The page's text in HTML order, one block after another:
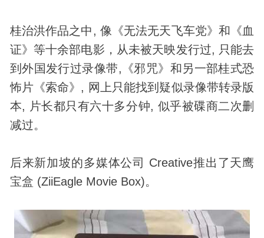
桂治洪作品之中, 像《无法无天飞车党》和《血
证》等十余部电影，从未被天映发行过, 只能去
到外国发行过录像带,《邪咒》和另一部桂式恐
怖片《索命》, 网上只能找到疑似录像带转录版
本, 片长都只有六十多分钟, 似乎被碟商二次删
减过。
后来新加坡的多媒体公司 Creative推出了天鹰
宝盒 (ZiiEagle Movie Box)。